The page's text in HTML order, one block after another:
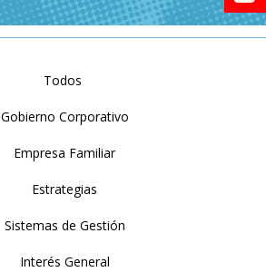
Todos
Gobierno Corporativo
Empresa Familiar
Estrategias
Sistemas de Gestión
Interés General